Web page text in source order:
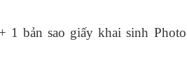
1 bản sao giấy khai sinh Photo